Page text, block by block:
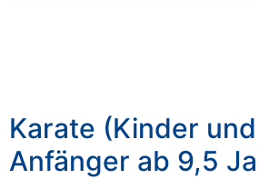
Karate (Kinder
Anfänger ab 9,5